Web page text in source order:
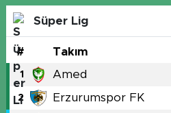
Süper Lig
# Takım
1 Amed
2 Erzurumspor FK